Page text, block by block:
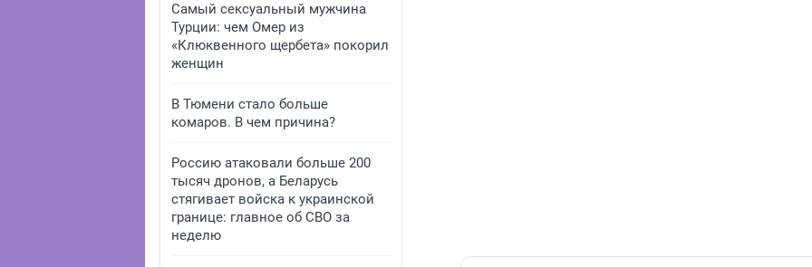
Самый сексуальный мужчина
Турции: чем Омер из
«Клюквенного щербета» покорил
женщин
В Тюмени стало больше
комаров. В чем причина?
Россию атаковали больше 200
тысяч дронов, а Беларусь
стягивает войска к украинской
границе: главное об СВО за
неделю